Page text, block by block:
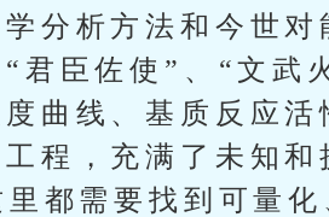
分析方法和今世
君臣佐使”、“文武
曲线、基质反应活
程，充满了未知和
都需要找到可量